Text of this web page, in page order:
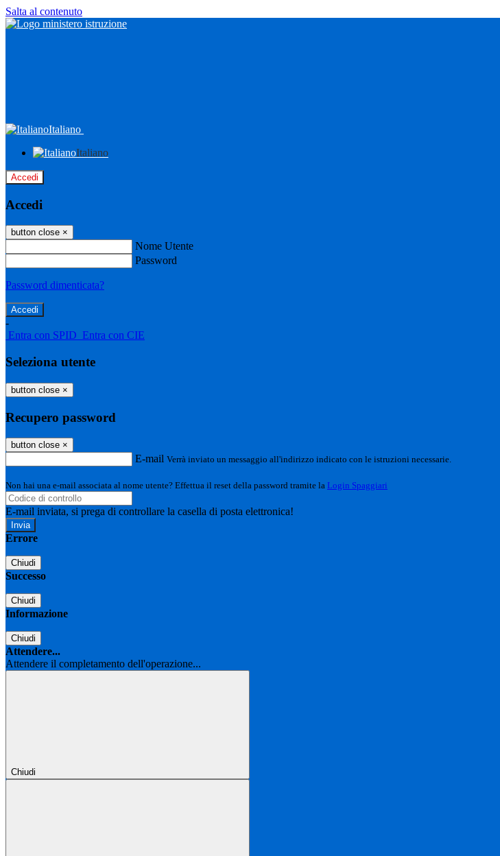
Salta al contenuto
Italiano
Italiano
Accedi
Accedi
button close ×
Nome Utente
Password
Password dimenticata?
-
Entra con SPID Entra con CIE
Seleziona utente
button close ×
Recupero password
button close ×
E-mail Verrà inviato un messaggio all'indirizzo indicato con le istruzioni necessarie.
Non hai una e-mail associata al nome utente? Effettua il reset della password tramite la Login Spaggiari
E-mail inviata, si prega di controllare la casella di posta elettronica!
Errore
Chiudi
Successo
Chiudi
Informazione
Chiudi
Attendere...
Attendere il completamento dell'operazione...
Chiudi